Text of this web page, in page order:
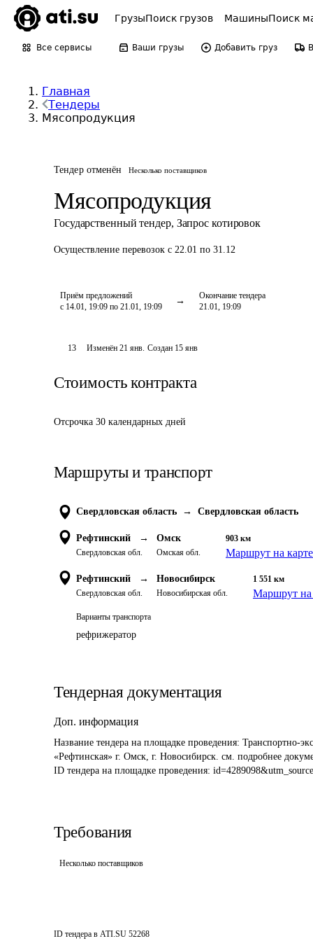
ГрузыПоиск грузов МашиныПоиск
Все сервисы Ваши грузы Добавить груз
Главная
Тендеры
Мясопродукция
Тендер отменён Несколько поставщиков
Мясопродукция
Государственный тендер, Запрос котировок
Осуществление перевозок с 22.01 по 31.12
Приём предложений
с 14.01, 19:09 по 21.01, 19:09
Окончание тендера
21.01, 19:09
13 Изменён21 янв. Создан 15 янв
Стоимость контракта
Отсрочка 30 календарных дней
Маршруты и транспорт
Свердловская область → Свердловская область
Рефтинский →
Свердловская обл.
Омск
Омская обл.
903 км
Маршрут на карте
Рефтинский →
Свердловская обл.
Новосибирск
Новосибирская обл.
1 551 км
Маршрут на
Варианты транспорта
рефрижератор
Тендерная документация
Доп. информация
Название тендера на площадке проведения: Транспортно-
«Рефтинская» г. Омск, г. Новосибирск. см. подробнее
ID тендера на площадке проведения:
Требования
Несколько поставщиков
ID тендера в ATI.SU 52268